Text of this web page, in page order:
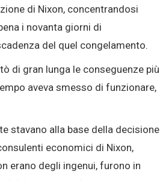
di Nixon, concentrandosi
i novanta giorni di
del quel congelamento.
di gran lunga le conseguenze più
aveva smesso di funzionare,
stavano alla base della decisione
economici di Nixon,
erano degli ingenui, furono in